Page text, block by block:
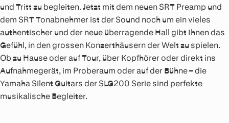
und Tritt zu begleiten. Jetzt mit dem neuen SRT Preamp und
dem SRT Tonabnehmer ist der Sound noch um ein vieles
authentischer und der neue überragende Hall gibt Ihnen das
Gefühl, in den grossen Konzerthäusern der Welt zu spielen.
Ob zu Hause oder auf Tour, über Kopfhörer oder direkt ins
Aufnahmegerät, im Proberaum oder auf der Bühne – die
Yamaha Silent Guitars der SLG200 Serie sind perfekte
musikalische Begleiter.